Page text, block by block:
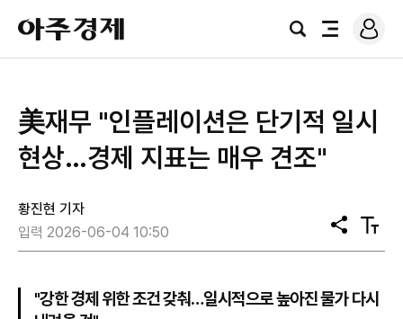
아
주
경
검
전
로
그
美재무 "인플레이션은 단기적 일시
현상…경제 지표는 매우 견조"
황진현 기자
입력 2026-06-04 10:50
공
유
텍
스
기
"강한 경제 위한 조건 갖춰…일시적으로 높아진 물가 다시